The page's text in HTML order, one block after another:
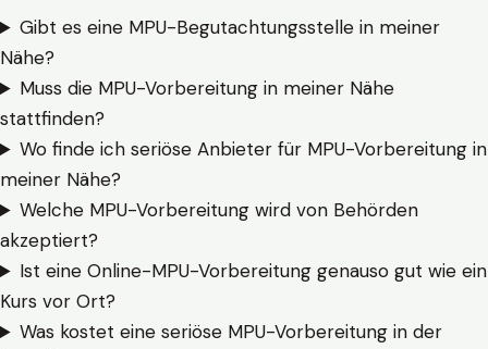
Gibt es eine MPU-Begutachtungsstelle in meiner
Nähe?
Muss die MPU-Vorbereitung in meiner Nähe
stattfinden?
Wo finde ich seriöse Anbieter für MPU-Vorbereitung in
meiner Nähe?
Welche MPU-Vorbereitung wird von Behörden
akzeptiert?
Ist eine Online-MPU-Vorbereitung genauso gut wie ein
Kurs vor Ort?
Was kostet eine seriöse MPU-Vorbereitung in der